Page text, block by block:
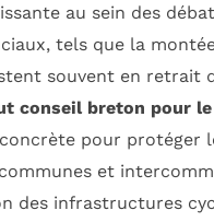
au sein des
tels que la
souvent en retrait
conseil breton pour
pour protéger
et
des infrastructures